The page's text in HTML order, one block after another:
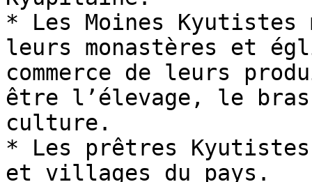
* Les Moines
leurs monastères et
commerce de leurs
être l’élevage, le
culture.
* Les prêtres
et villages du pays.